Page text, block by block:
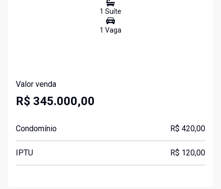
1 Suíte
1 Vaga
Valor venda
R$ 345.000,00
Condomínio R$ 420,00
IPTU R$ 120,00